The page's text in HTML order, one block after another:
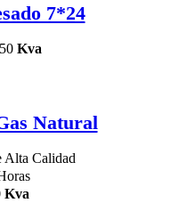
7*24
Kva
Natural
Alta Calidad
Kva